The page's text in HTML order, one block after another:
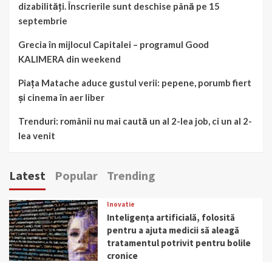
dizabilități. Înscrierile sunt deschise până pe 15
septembrie
Grecia în mijlocul Capitalei – programul Good
KALIMERA din weekend
Piața Matache aduce gustul verii: pepene, porumb fiert
și cinema în aer liber
Trenduri: românii nu mai caută un al 2-lea job, ci un al 2-
lea venit
Latest Popular Trending
Inovatie
Inteligența artificială, folosită
pentru a ajuta medicii să aleagă
tratamentul potrivit pentru bolile
cronice